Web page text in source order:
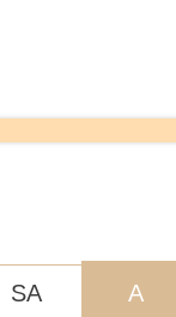
SA A